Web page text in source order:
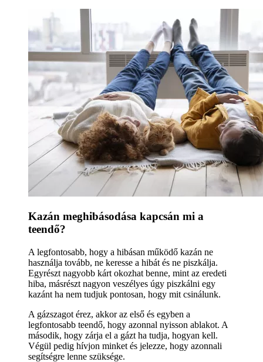
Kazán meghibásodása kapcsán mi a
teendő?
A legfontosabb, hogy a hibásan működő kazán ne
használja tovább, ne keresse a hibát és ne piszkálja.
Egyrészt nagyobb kárt okozhat benne, mint az eredeti
hiba, másrészt nagyon veszélyes úgy piszkálni egy
kazánt ha nem tudjuk pontosan, hogy mit csinálunk.
A gázszagot érez, akkor az első és egyben a
legfontosabb teendő, hogy azonnal nyisson ablakot. A
második, hogy zárja el a gázt ha tudja, hogyan kell.
Végül pedig hívjon minket és jelezze, hogy azonnali
segítségre lenne szüksége.